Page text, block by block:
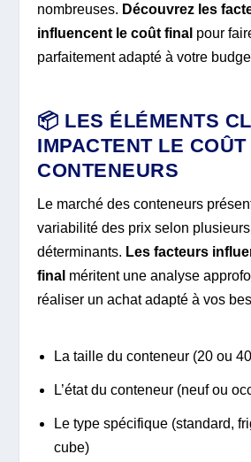
nombreuses. Découvrez les
influencent le coût final pour
parfaitement adapté à votre
📦 LES ÉLÉMENTS
IMPACTENT LE COÛT
CONTENEURS
Le marché des conteneurs
variabilité des prix selon
déterminants. Les facteurs
final méritent une analyse
réaliser un achat adapté à vos
La taille du conteneur (20 ou
L’état du conteneur (neuf ou
Le type spécifique (standard,
cube)